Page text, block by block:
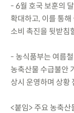
- 6월 호국 보훈의
확대하고, 이를 통
소비 촉진을 뒷받침
- 농식품부는 여름
농축산물 수급불안
상시 운영하며 상황
<붙임> 주요 농축